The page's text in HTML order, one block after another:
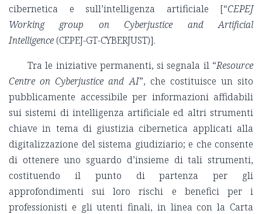
cibernetica e sull’intelligenza artificiale [“CEPEJ
Working group on Cyberjustice and Artificial
Intelligence (CEPEJ-GT-CYBERJUST)].
Tra le iniziative permanenti, si segnala il “Resource
Centre on Cyberjustice and AI”, che costituisce un sito
pubblicamente accessibile per informazioni affidabili
sui sistemi di intelligenza artificiale ed altri strumenti
chiave in tema di giustizia cibernetica applicati alla
digitalizzazione del sistema giudiziario; e che consente
di ottenere uno sguardo d’insieme di tali strumenti,
costituendo il punto di partenza per gli
approfondimenti sui loro rischi e benefici per i
professionisti e gli utenti finali, in linea con la Carta